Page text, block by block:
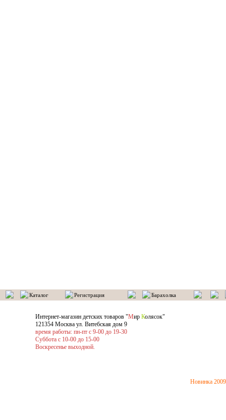
Каталог Регистрация Барахолка
Интернет-магазин детских товаров "Мир Колясок"
121354 Москва ул. Витебская дом 9
время работы: пн-пт с 9-00 до 19-30
Суббота с 10-00 до 15-00
Воскресенье выходной.
Новинка